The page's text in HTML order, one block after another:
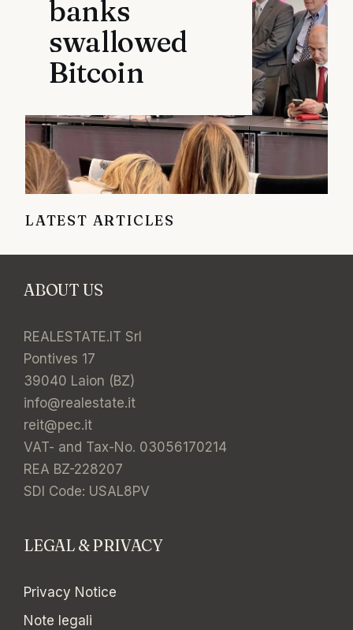
banks
swallowed
Bitcoin
LATEST ARTICLES
ABOUT US
REALESTATE.IT Srl
Pontives 17
39040 Laion (BZ)
info@realestate.it
reit@pec.it
VAT- and Tax-No. 03056170214
REA BZ-228207
SDI Code: USAL8PV
LEGAL & PRIVACY
Privacy Notice
Note legali